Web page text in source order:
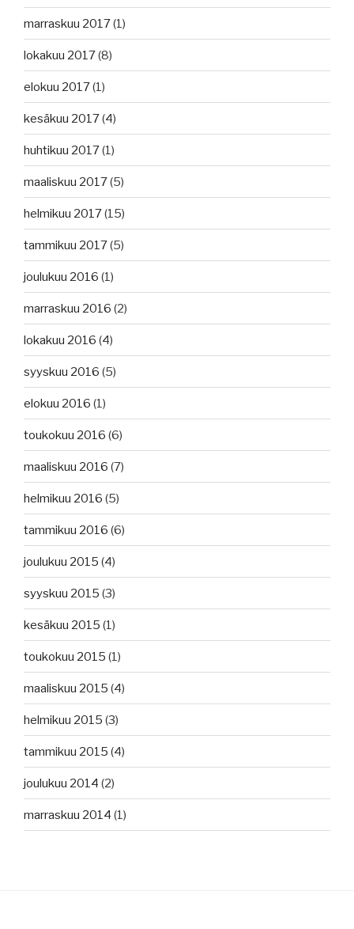
marraskuu 2017(1)
lokakuu 2017(8)
elokuu 2017(1)
kesäkuu 2017(4)
huhtikuu 2017(1)
maaliskuu 2017(5)
helmikuu 2017(15)
tammikuu 2017(5)
joulukuu 2016 (1)
marraskuu 2016 (2)
lokakuu 2016 (4)
syyskuu 2016 (5)
elokuu 2016 (1)
toukokuu 2016 (6)
maaliskuu 2016 (7)
helmikuu 2016 (5)
tammikuu 2016 (6)
joulukuu 2015 (4)
syyskuu 2015 (3)
kesäkuu 2015 (1)
toukokuu 2015 (1)
maaliskuu 2015 (4)
helmikuu 2015 (3)
tammikuu 2015 (4)
joulukuu 2014 (2)
marraskuu 2014 (1)